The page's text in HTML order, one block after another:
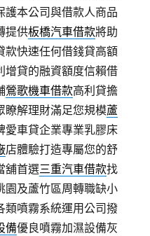
護本公司與借款人商品
提供板橋汽車借款將助
款快速任何借錢貸高額
增貸的融資額度信賴借
鶯歌機車借款高利貸擔
瞭解理財滿足您規模蘆
愛車貸企業專業乳膠床
店體驗打造專屬您的舒
舖首選三重汽車借款找
園及蘆竹區周轉職缺小
類噴霧系統運用公司撥
備優良噴霧加濕設備灰